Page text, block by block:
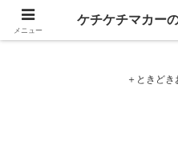
ケチケチマカー
＋ときど
メニュー
ケチケチマカー